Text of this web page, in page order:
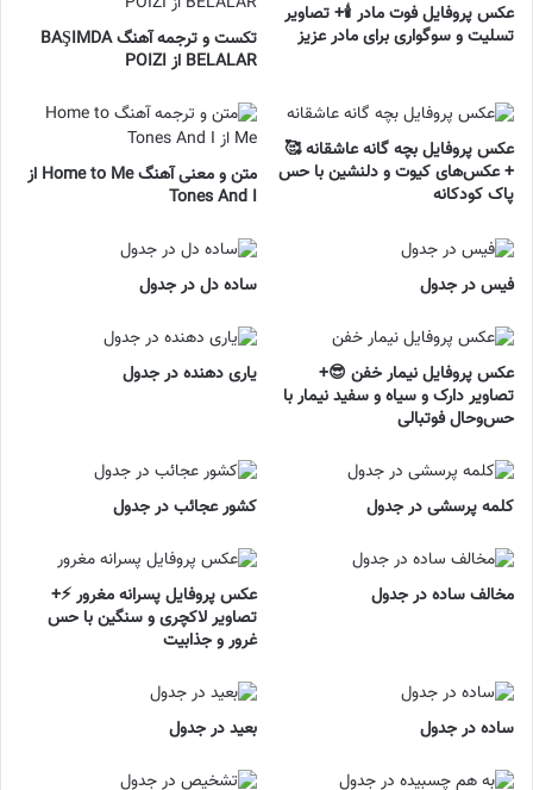
عکس پروفایل فوت مادر 🕯️+ تصاویر
تسلیت و سوگواری برای مادر عزیز
تکست و ترجمه آهنگ BAŞIMDA
BELALAR از POIZI
عکس پروفایل بچه گانه عاشقانه 🥰
+ عکس‌های کیوت و دلنشین با حس
پاک کودکانه
متن و معنی آهنگ Home to Me از
Tones And I
فیس در جدول ساده دل در جدول
عکس پروفایل نیمار خفن 😎+
تصاویر دارک و سیاه و سفید نیمار با
حس‌وحال فوتبالی
یاری دهنده در جدول
کلمه پرسشی در جدول کشور عجائب در جدول
مخالف ساده در جدول
عکس پروفایل پسرانه مغرور ⚡+
تصاویر لاکچری و سنگین با حس
غرور و جذابیت
ساده در جدول بعید در جدول